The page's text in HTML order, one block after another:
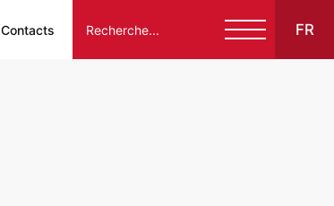
Contacts FR